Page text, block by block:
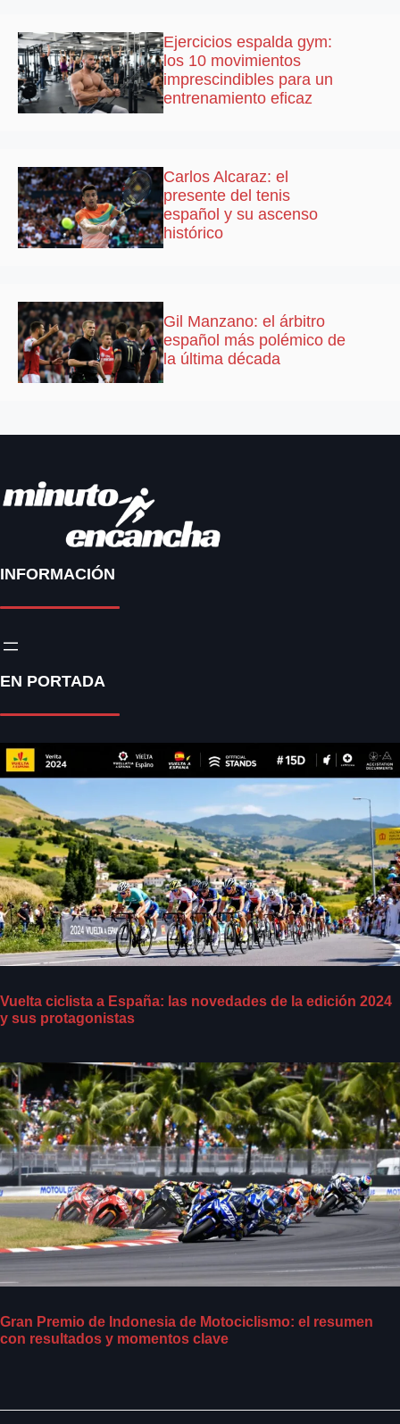
Ejercicios espalda gym:
los 10 movimientos
imprescindibles para un
entrenamiento eficaz
Carlos Alcaraz: el
presente del tenis
español y su ascenso
histórico
Gil Manzano: el árbitro
español más polémico de
la última década
INFORMACIÓN
EN PORTADA
Vuelta ciclista a España: las novedades de la edición 2024
y sus protagonistas
Gran Premio de Indonesia de Motociclismo: el resumen
con resultados y momentos clave